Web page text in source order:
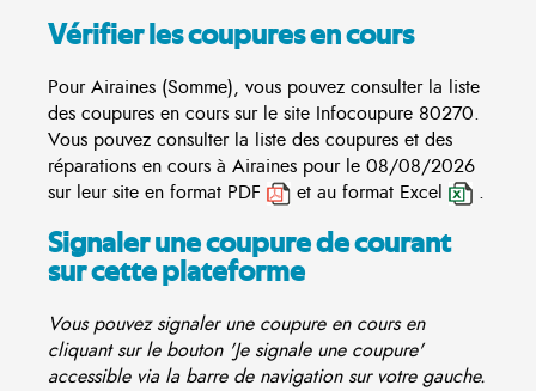
Vérifier les coupures en cours
Pour Airaines (Somme), vous pouvez consulter la liste
des coupures en cours sur le site Infocoupure 80270.
Vous pouvez consulter la liste des coupures et des
réparations en cours à Airaines pour le 08/08/2026
sur leur site en format PDF
et au format Excel .
Signaler une coupure de courant
sur cette plateforme
Vous pouvez signaler une coupure en cours en
cliquant sur le bouton 'Je signale une coupure'
accessible via la barre de navigation sur votre gauche.